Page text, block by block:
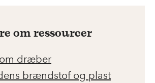
om ressourcer
dræber
brændstof og plast